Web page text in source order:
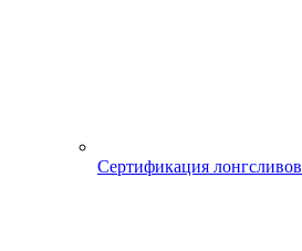
Сертификация лонгсливов